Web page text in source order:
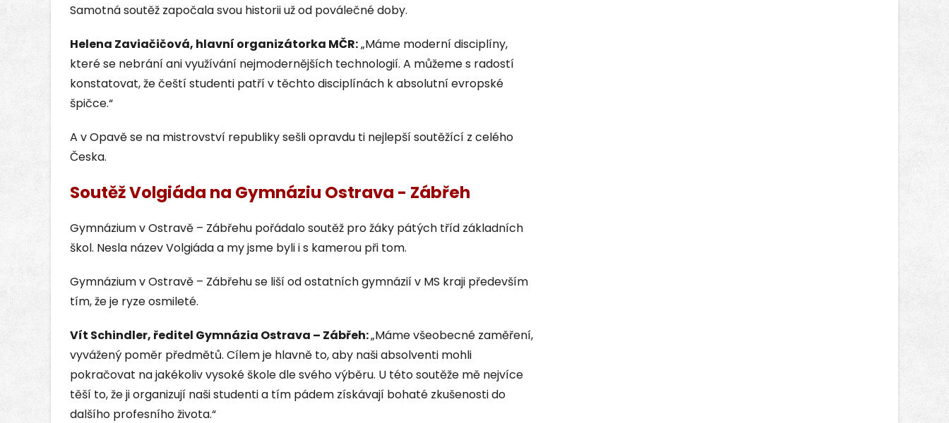
Samotná soutěž započala svou historii už od poválečné doby.
Helena Zaviačičová, hlavní organizátorka MČR:„Máme moderní disciplíny,
které se nebrání ani využívání nejmodernějších technologií. A můžeme s radostí
konstatovat, že čeští studenti patří v těchto disciplínách k absolutní evropské
špičce.“
A v Opavě se na mistrovství republiky sešli opravdu ti nejlepší soutěžící z celého
Česka.
Soutěž Volgiáda na Gymnáziu Ostrava - Zábřeh
Gymnázium v Ostravě – Zábřehu pořádalo soutěž pro žáky pátých tříd základních
škol. Nesla název Volgiáda a my jsme byli i s kamerou při tom.
Gymnázium v Ostravě – Zábřehu se liší od ostatních gymnázií v MS kraji především
tím, že je ryze osmileté.
Vít Schindler, ředitel Gymnázia Ostrava – Zábřeh:„Máme všeobecné zaměření,
vyvážený poměr předmětů. Cílem je hlavně to, aby naši absolventi mohli
pokračovat na jakékoliv vysoké škole dle svého výběru. U této soutěže mě nejvíce
těší to, že ji organizují naši studenti a tím pádem získávají bohaté zkušenosti do
dalšího profesního života.“